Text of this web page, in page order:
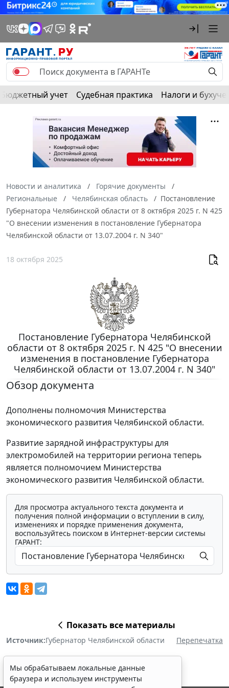
Бюджетный учет Судебная практика Налоги и
Новости и аналитика
Горячие документы
Региональные
Челябинская область
Постановление
Губернатора Челябинской области от 8 октября 2025 г. N 425
"О внесении изменения в постановление Губернатора
Челябинской области от 13.07.2004 г. N 340"
18 октября 2025
Постановление Губернатора Челябинской
области от 8 октября 2025 г. N 425 "О внесении
изменения в постановление Губернатора
Челябинской области от 13.07.2004 г. N 340"
Обзор документа
Дополнены полномочия Министерства
экономического развития Челябинской области.
Развитие зарядной инфраструктуры для
электромобилей на территории региона теперь
является полномочием Министерства
экономического развития Челябинской области.
Для просмотра актуального текста документа и
получения полной информации о вступлении в силу,
изменениях и порядке применения документа,
воспользуйтесь поиском в Интернет-версии системы
ГАРАНТ:
Показать все материалы
Источник:Губернатор Челябинской области Перепечатка
Мы обрабатываем локальные данные
браузера и используем инструменты